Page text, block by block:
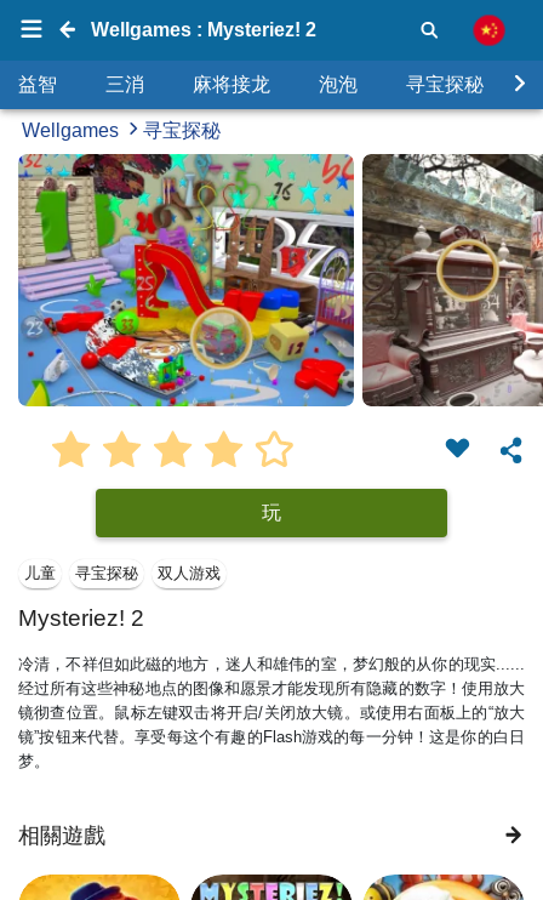
Wellgames : Mysteriez! 2
益智 三消 麻将接龙 泡泡 寻宝探秘
Wellgames 寻宝探秘
玩
儿童 寻宝探秘 双人游戏
Mysteriez! 2
冷清，不祥但如此磁的地方，迷人和雄伟的室，梦幻般的从你的现实......
经过所有这些神秘地点的图像和愿景才能发现所有隐藏的数字！使用放大
镜彻查位置。鼠标左键双击将开启/关闭放大镜。或使用右面板上的“放大
镜”按钮来代替。享受每这个有趣的Flash游戏的每一分钟！这是你的白日
梦。
相關遊戲